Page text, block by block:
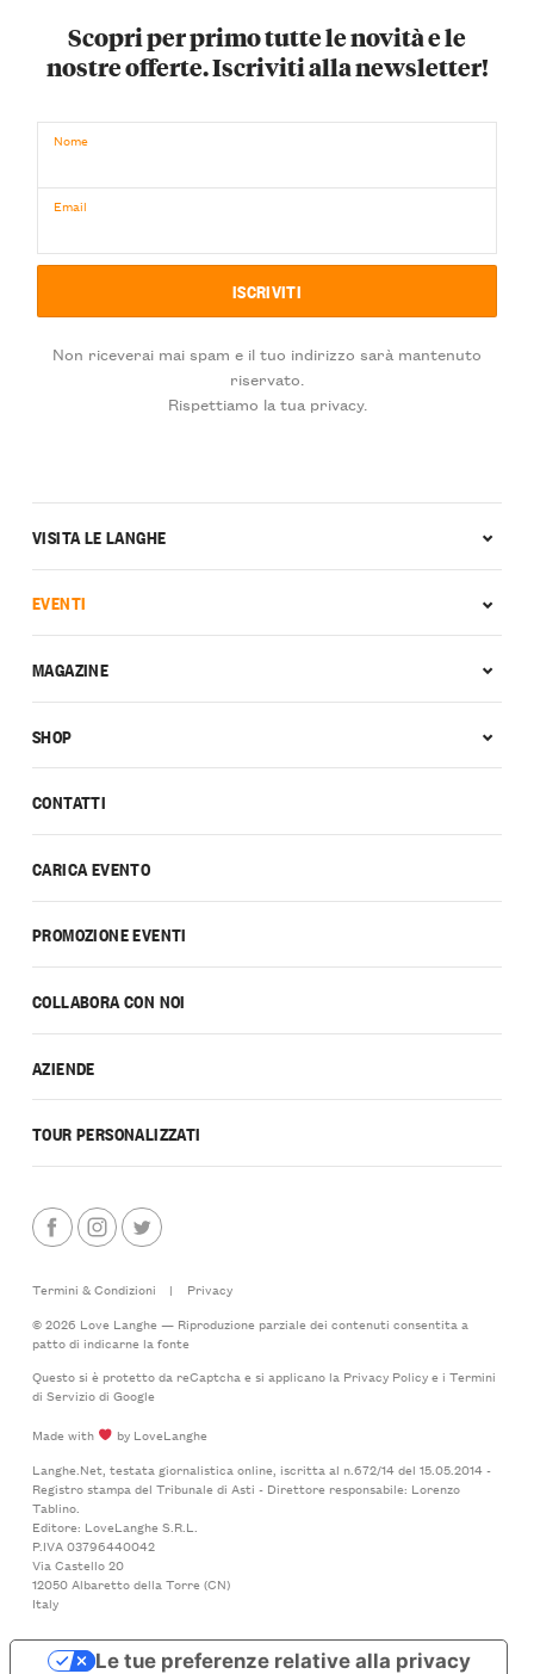
Scopri per primo tutte le novità e le
nostre offerte. Iscriviti alla newsletter!
Nome
Email
Non riceverai mai spam e il tuo indirizzo sarà mantenuto
riservato.
Rispettiamo la tua privacy.
CONTATTI
CARICA EVENTO
PROMOZIONE EVENTI
COLLABORA CON NOI
AZIENDE
TOUR PERSONALIZZATI
VISITA LE LANGHE
EVENTI
MAGAZINE
SHOP
Termini & Condizioni |
Privacy
© 2026 Love Langhe — Riproduzione parziale dei contenuti consentita a
patto di indicarne la fonte
Questo si è protetto da reCaptcha e si applicano la Privacy Policye i Termini
di Serviziodi Google
Made with
by LoveLanghe
Langhe.Net, testata giornalistica online, iscritta al n.672/14 del 15.05.2014 -
Registro stampa del Tribunale di Asti - Direttore responsabile: Lorenzo
Tablino.
Editore: LoveLanghe S.R.L.
P.IVA 03796440042
Via Castello 20
12050 Albaretto della Torre (CN)
Italy
Le tue preferenze relative alla privacy